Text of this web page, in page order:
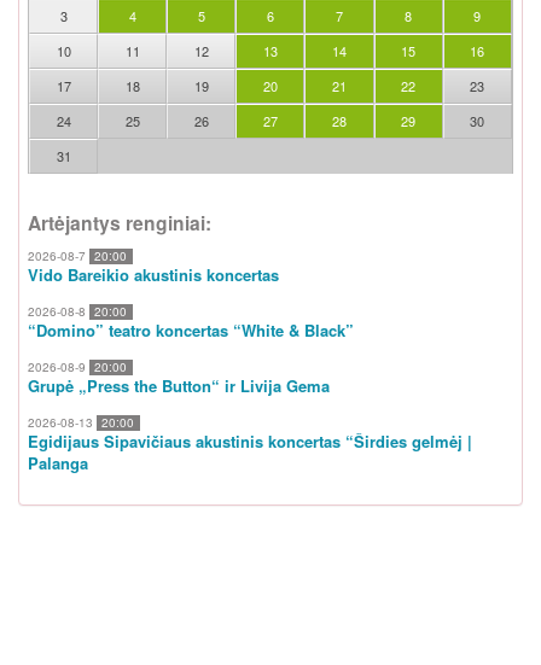
3
4 5 6 7 8
9
10
11 12 13 14 15
16
17
18 19 20 21 22
23
24
25 26 27 28 29
30
31
Artėjantys renginiai:
2026-08-7 20:00
Vido Bareikio akustinis koncertas
2026-08-8 20:00
“Domino” teatro koncertas “White & Black”
2026-08-9 20:00
Grupė „Press the Button“ ir Livija Gema
2026-08-13 20:00
Egidijaus Sipavičiaus akustinis koncertas “Širdies gelmėj |
Palanga